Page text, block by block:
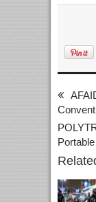
Portable